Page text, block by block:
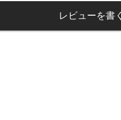
レビューを書く